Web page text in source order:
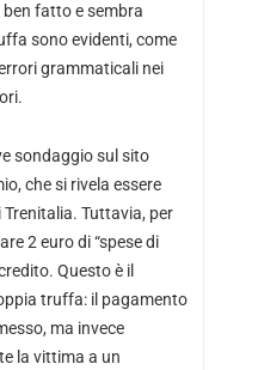
fatto e sembra
sono evidenti, come
grammaticali nei
sondaggio sul sito
che si rivela essere
Tuttavia, per
2 euro di “spese di
Questo è il
truffa: il pagamento
ma invece
la vittima a un